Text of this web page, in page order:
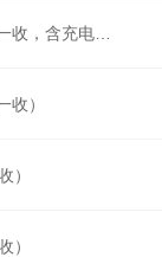
收）
）
）